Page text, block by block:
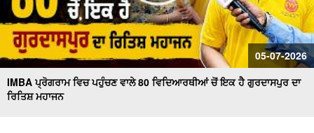
05-07-2026
IMBA ਪ੍ਰੋਗਰਾਮ ਵਿਚ ਪਹੁੰਚਣ ਵਾਲੇ 80 ਵਿਦਿਆਰਥੀਆਂ ਚੋਂ ਇਕ ਹੈ ਗੁਰਦਾਸਪੁਰ ਦਾ
ਰਿਤਿਸ਼ ਮਹਾਜਨ